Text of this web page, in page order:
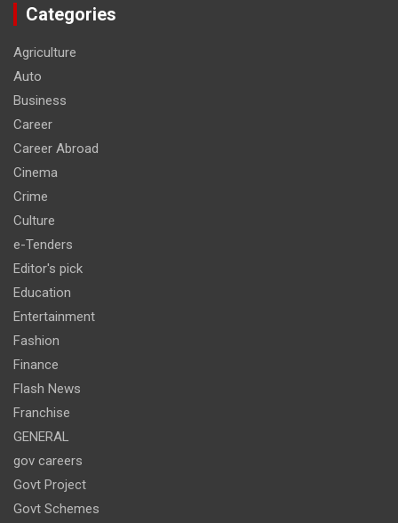
Categories
Agriculture
Auto
Business
Career
Career Abroad
Cinema
Crime
Culture
e-Tenders
Editor's pick
Education
Entertainment
Fashion
Finance
Flash News
Franchise
GENERAL
gov careers
Govt Project
Govt Schemes